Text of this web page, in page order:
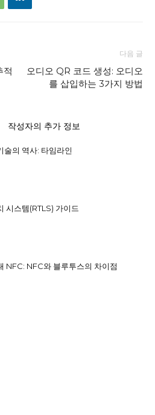
적
다음 글
오디오 QR 코드 생성: 오디오
를 삽입하는 3가지 방법
작성자의 추가 정보
술의 역사: 타임라인
시스템(RTLS) 가이드
NFC: NFC와 블루투스의 차이점